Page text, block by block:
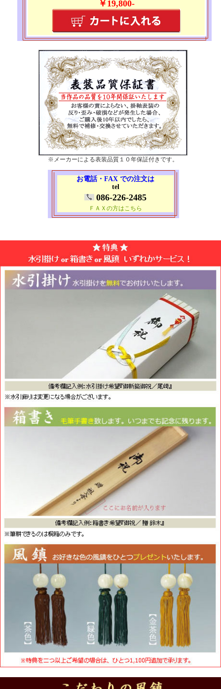
￥19,800-
※メーカーによる表装品質１０年保証付きです。
お電話・FAX での注文は
tel
086-226-2485
ＦＡＸの方はこちら